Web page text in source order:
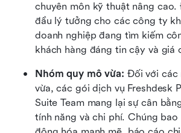
chuyên môn kỹ thuật nâng
đầu lý tưởng cho các công ty
doanh nghiệp đang tìm kiếm
khách hàng đáng tin cậy và giá
Nhóm quy mô vừa: Đối với các
vừa, các gói dịch vụ Freshdesk
Suite Team mang lại sự cân
tính năng và chi phí. Chúng